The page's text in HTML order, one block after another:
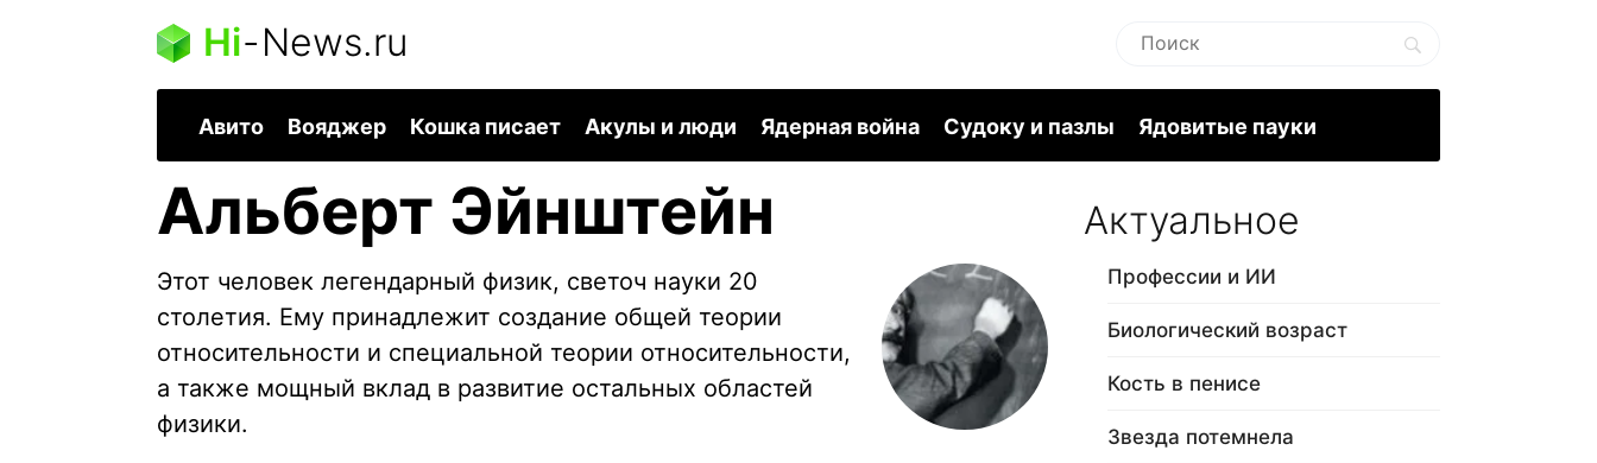
Hi-News.ru
Авито Вояджер Кошка писает Акулы и люди Ядерная война Судоку и пазлы Ядовитые пауки
Альберт Эйнштейн
Этот человек легендарный физик, светоч науки 20
столетия. Ему принадлежит создание общей теории
относительности и специальной теории относительности,
а также мощный вклад в развитие остальных областей
физики.
Актуальное
Профессии и ИИ
Биологический возраст
Кость в пенисе
Звезда потемнела